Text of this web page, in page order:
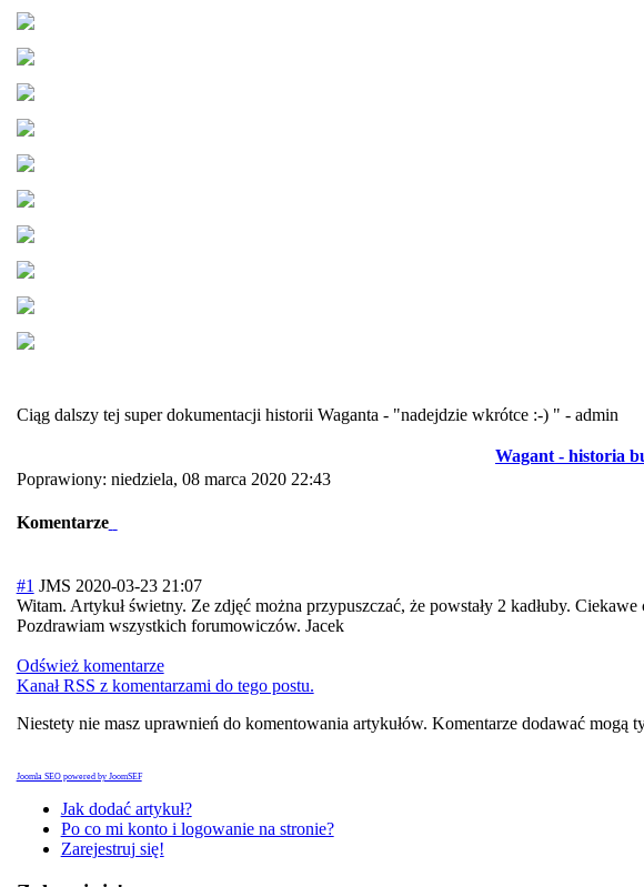
Ciąg dalszy tej super dokumentacji historii Waganta - "nadejdzie wkrótce :-) " - admin
Wagant - historia
Poprawiony: niedziela, 08 marca 2020 22:43
Komentarze
#1 JMS 2020-03-23 21:07
Witam. Artykuł świetny. Ze zdjęć można przypuszczać, że powstały 2 kadłuby.
Pozdrawiam wszystkich forumowiczów. Jacek
Odśwież komentarze
Kanał RSS z komentarzami do tego postu.
Niestety nie masz uprawnień do komentowania artykułów. Komentarze dodawać mogą
Joomla SEO powered by JoomSEF
Jak dodać artykuł?
Po co mi konto i logowanie na stronie?
Zarejestruj się!